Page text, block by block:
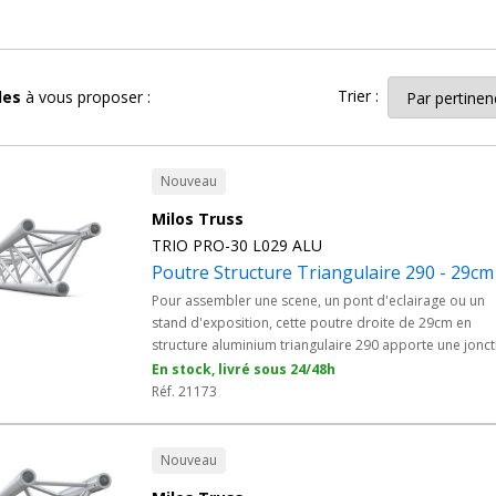
dans tous les environnements. Que ce soit pour des stands
publiques ou des spectacles de fin d'année, notre structure
de l'événementiel.
qui est la solution parfaite pour réussir toutes vos prestations
des produits de haute qualité pour des événements
à vous proposer : Trier :
Nouveau
Milos Truss
TRIO PRO-30 L029 ALU
Poutre Structure Triangulaire 290 - 29cm
Pour assembler une scene, un pont d'eclairage ou un
stand d'exposition, cette poutre droite de 29cm en
structure aluminium triangulaire 290 apporte une
courte et rigide. Compatible avec le systeme PRO-30,
se monte avec son kit de connexion fourni et s'integre
En stock, livré sous 24/48h
Réf. 21173
Nouveau